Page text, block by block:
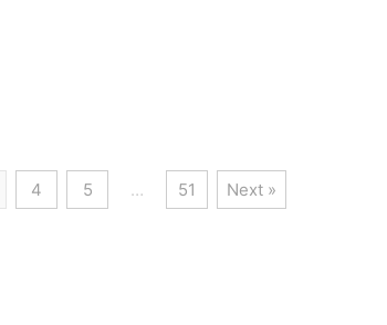
4 5 … 51 Next »